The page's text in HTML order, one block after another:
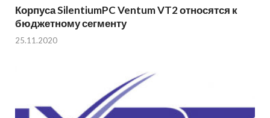
Корпуса SilentiumPC Ventum VT2 относятся к
бюджетному сегменту
25.11.2020